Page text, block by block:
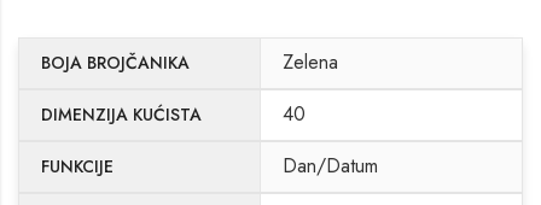
BOJA BROJČANIKA Zelena
DIMENZIJA KUĆISTA 40
FUNKCIJE Dan/Datum